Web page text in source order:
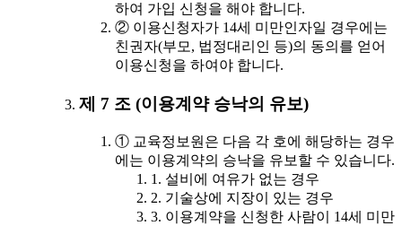
하여 가입 신청을 해야 합니다.
② 이용신청자가 14세 미만인자일 경우에는
친권자(부모, 법정대리인 등)의 동의를 얻어
이용신청을 하여야 합니다.
제 7 조 (이용계약 승낙의 유보)
① 교육정보원은 다음 각 호에 해당하는 경우
에는 이용계약의 승낙을 유보할 수 있습니다.
1. 설비에 여유가 없는 경우
2. 기술상에 지장이 있는 경우
3. 이용계약을 신청한 사람이 14세 미만